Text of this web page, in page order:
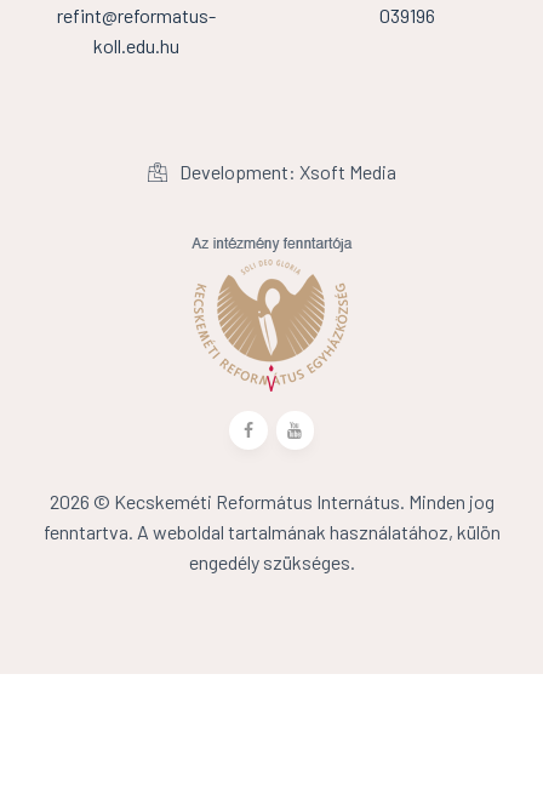
refint@reformatus-
koll.edu.hu
039196
Development: Xsoft Media
2026 © Kecskeméti Református Internátus. Minden jog
fenntartva. A weboldal tartalmának használatához, külön
engedély szükséges.